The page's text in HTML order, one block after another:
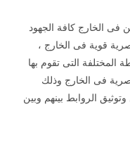
فى الخارج كافة الجهود
قوية فى الخارج ،
المختلفة التى تقوم بها
فى الخارج وذلك
الروابط بينهم وبين